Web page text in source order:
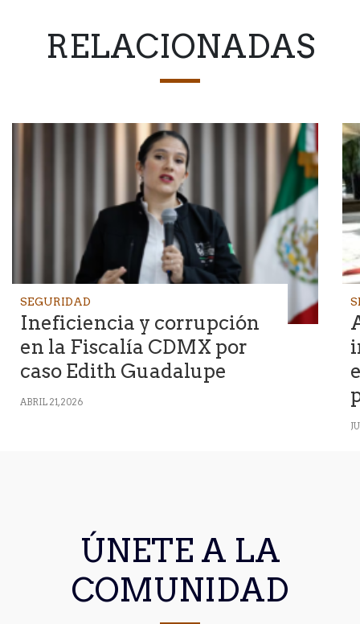
RELACIONADAS
SEGURIDAD
Ineficiencia y corrupción
en la Fiscalía CDMX por
caso Edith Guadalupe
ABRIL 21, 2026
ÚNETE A LA
COMUNIDAD